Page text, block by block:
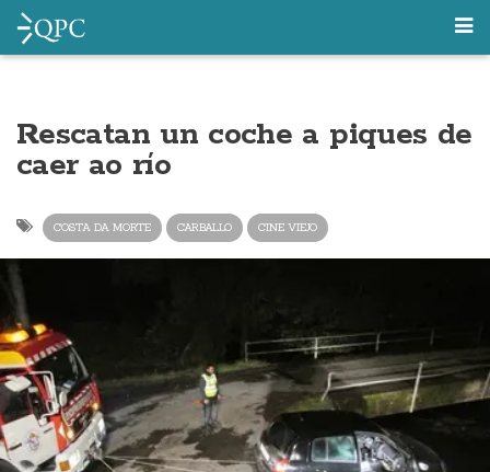
Rescatan un coche a piques de
caer ao río
COSTA DA MORTE CARBALLO CINE VIEJO